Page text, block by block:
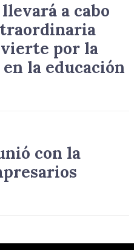
a cabo
por la
la educación
con la